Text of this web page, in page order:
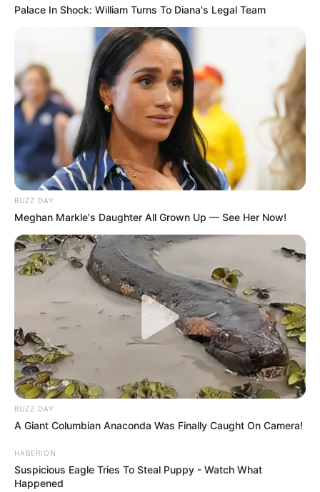
Palace In Shock: William Turns To Diana's Legal Team
BUZZ DAY
Meghan Markle's Daughter All Grown Up — See Her Now!
BUZZ DAY
A Giant Columbian Anaconda Was Finally Caught On Camera!
HABERION
Suspicious Eagle Tries To Steal Puppy - Watch What
Happened